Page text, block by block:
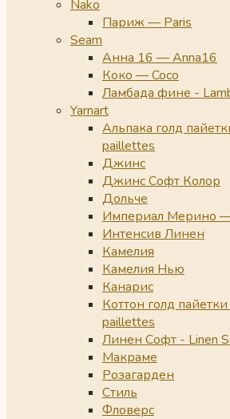
Nako
Париж — Paris
Seam
Анна 16 — Anna16
Коко — Coco
Ламбада фине -
Yarnart
Альпака голд
paillettes
Джинс
Джинс Софт Колор
Дольче
Империал Мерино —
Интенсив Линен
Камелия
Камелия Нью
Канарис
Коттон голд
paillettes
Линен Софт - Linen
Макраме
Розагарден
Стиль
Фловерс